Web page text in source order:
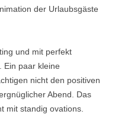
der Urlaubsgäste
und mit perfekt
Ein paar kleine
nicht den positiven
Abend. Das
mit standig ovations.